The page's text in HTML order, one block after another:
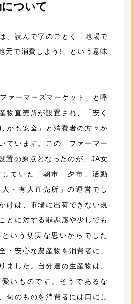
ついて
、読んで字のごとく「地場で
元で消費しよう!」という意味
ァーマーズマーケット」と呼
物直売所が設置され、「安く
かも安全」と消費者の方々か
ています。この「ファーマー
置の原点となったのが、JA女
ていた「朝市・夕市」活動
・有人直売所」の運営でし
けは、市場に出荷できない規
とに対する罪悪感や少しでも
いう切実な思いからでした
・安心な農産物を消費者に」
ました。自分達の生産物は、
いものです。そうであるな
旬のものを消費者には口にし